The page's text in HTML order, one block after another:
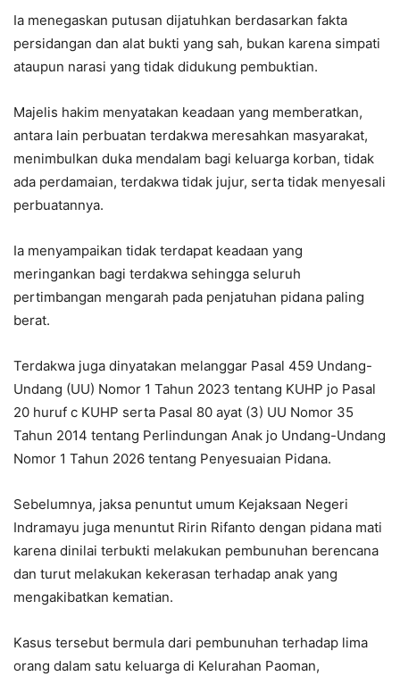
Ia menegaskan putusan dijatuhkan berdasarkan fakta
persidangan dan alat bukti yang sah, bukan karena simpati
ataupun narasi yang tidak didukung pembuktian.
Majelis hakim menyatakan keadaan yang memberatkan,
antara lain perbuatan terdakwa meresahkan masyarakat,
menimbulkan duka mendalam bagi keluarga korban, tidak
ada perdamaian, terdakwa tidak jujur, serta tidak menyesali
perbuatannya.
Ia menyampaikan tidak terdapat keadaan yang
meringankan bagi terdakwa sehingga seluruh
pertimbangan mengarah pada penjatuhan pidana paling
berat.
Terdakwa juga dinyatakan melanggar Pasal 459 Undang-
Undang (UU) Nomor 1 Tahun 2023 tentang KUHP jo Pasal
20 huruf c KUHP serta Pasal 80 ayat (3) UU Nomor 35
Tahun 2014 tentang Perlindungan Anak jo Undang-Undang
Nomor 1 Tahun 2026 tentang Penyesuaian Pidana.
Sebelumnya, jaksa penuntut umum Kejaksaan Negeri
Indramayu juga menuntut Ririn Rifanto dengan pidana mati
karena dinilai terbukti melakukan pembunuhan berencana
dan turut melakukan kekerasan terhadap anak yang
mengakibatkan kematian.
Kasus tersebut bermula dari pembunuhan terhadap lima
orang dalam satu keluarga di Kelurahan Paoman,